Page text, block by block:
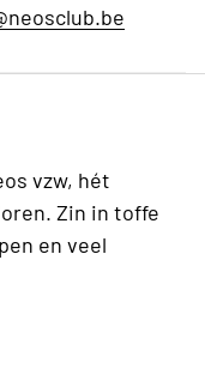
vzw, hét
Zin in toffe
en veel